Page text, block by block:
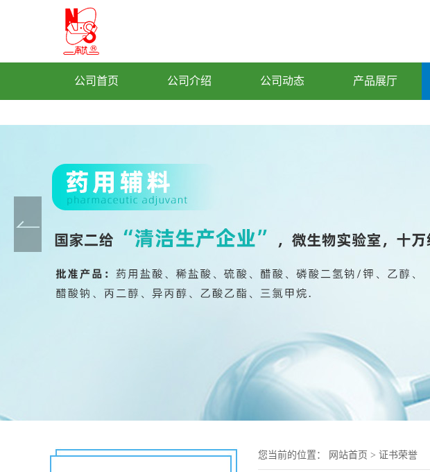
公司首页 公司介绍 公司动态 产品展厅
您当前的位置： 网站首页 > 证书荣誉